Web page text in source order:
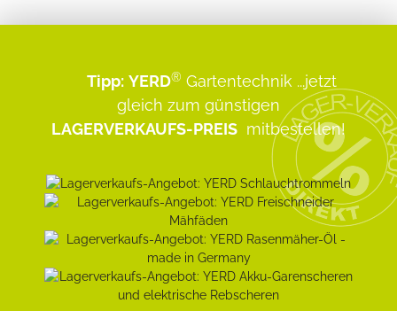
Tipp: YERD® Gartentechnik ...jetzt
gleich zum günstigen
LAGERVERKAUFS-PREIS mitbestellen!